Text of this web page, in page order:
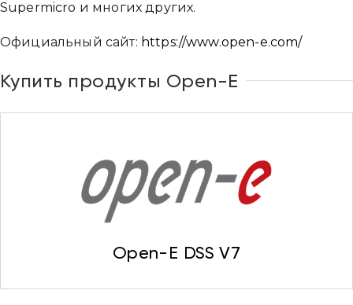
Supermicro и многих других.
Официальный сайт: https://www.open-e.com/
Купить продукты Open-E
Open-E DSS V7
Привіт 👋, чим тобі допомогти?
Ми зазвичай відповідаємо дуже швидко
Надіслати повідомлення